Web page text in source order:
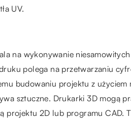
UV.
na wykonywanie
polega na przetwarzaniu
budowaniu projektu z użyciem
sztuczne. Drukarki 3D mogą
projektu 2D lub programu CAD.